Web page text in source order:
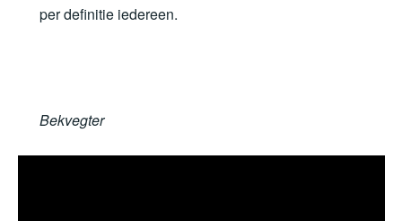
per definitie iedereen.
Bekvegter